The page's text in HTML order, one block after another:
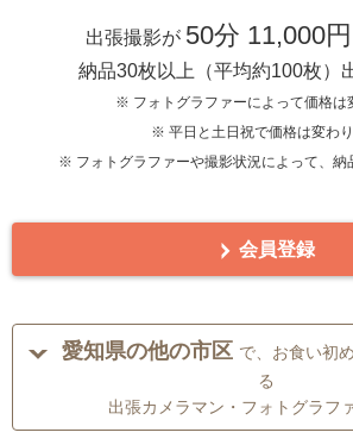
出張撮影が 50分 11,000円
納品30枚以上（平均約100枚）
※ フォトグラファーによって価格は
※ 平日と土日祝で価格は変わ
※ フォトグラファーや撮影状況によって、納
会員登録
愛知県の他の市区 で、お食い初
る
出張カメラマン・フォトグラフ